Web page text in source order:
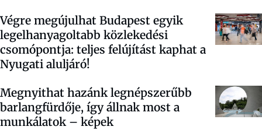
Végre megújulhat Budapest egyik
legelhanyagoltabb közlekedési
csomópontja: teljes felújítást kaphat a
Nyugati aluljáró!
Megnyithat hazánk legnépszerűbb
barlangfürdője, így állnak most a
munkálatok – képek